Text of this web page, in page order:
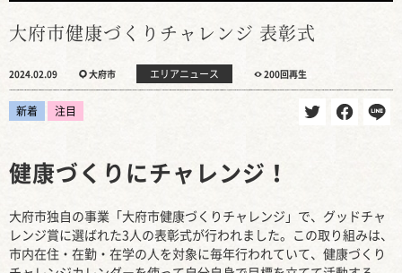
大府市健康づくりチャレンジ 表彰式
2024.02.09 大府市 エリアニュース 200回再生
新着 注目
健康づくりにチャレンジ！
大府市独自の事業「大府市健康づくりチャレンジ」で、グッドチャ
レンジ賞に選ばれた3人の表彰式が行われました。この取り組みは、
市内在住・在勤・在学の人を対象に毎年行われていて、健康づくり